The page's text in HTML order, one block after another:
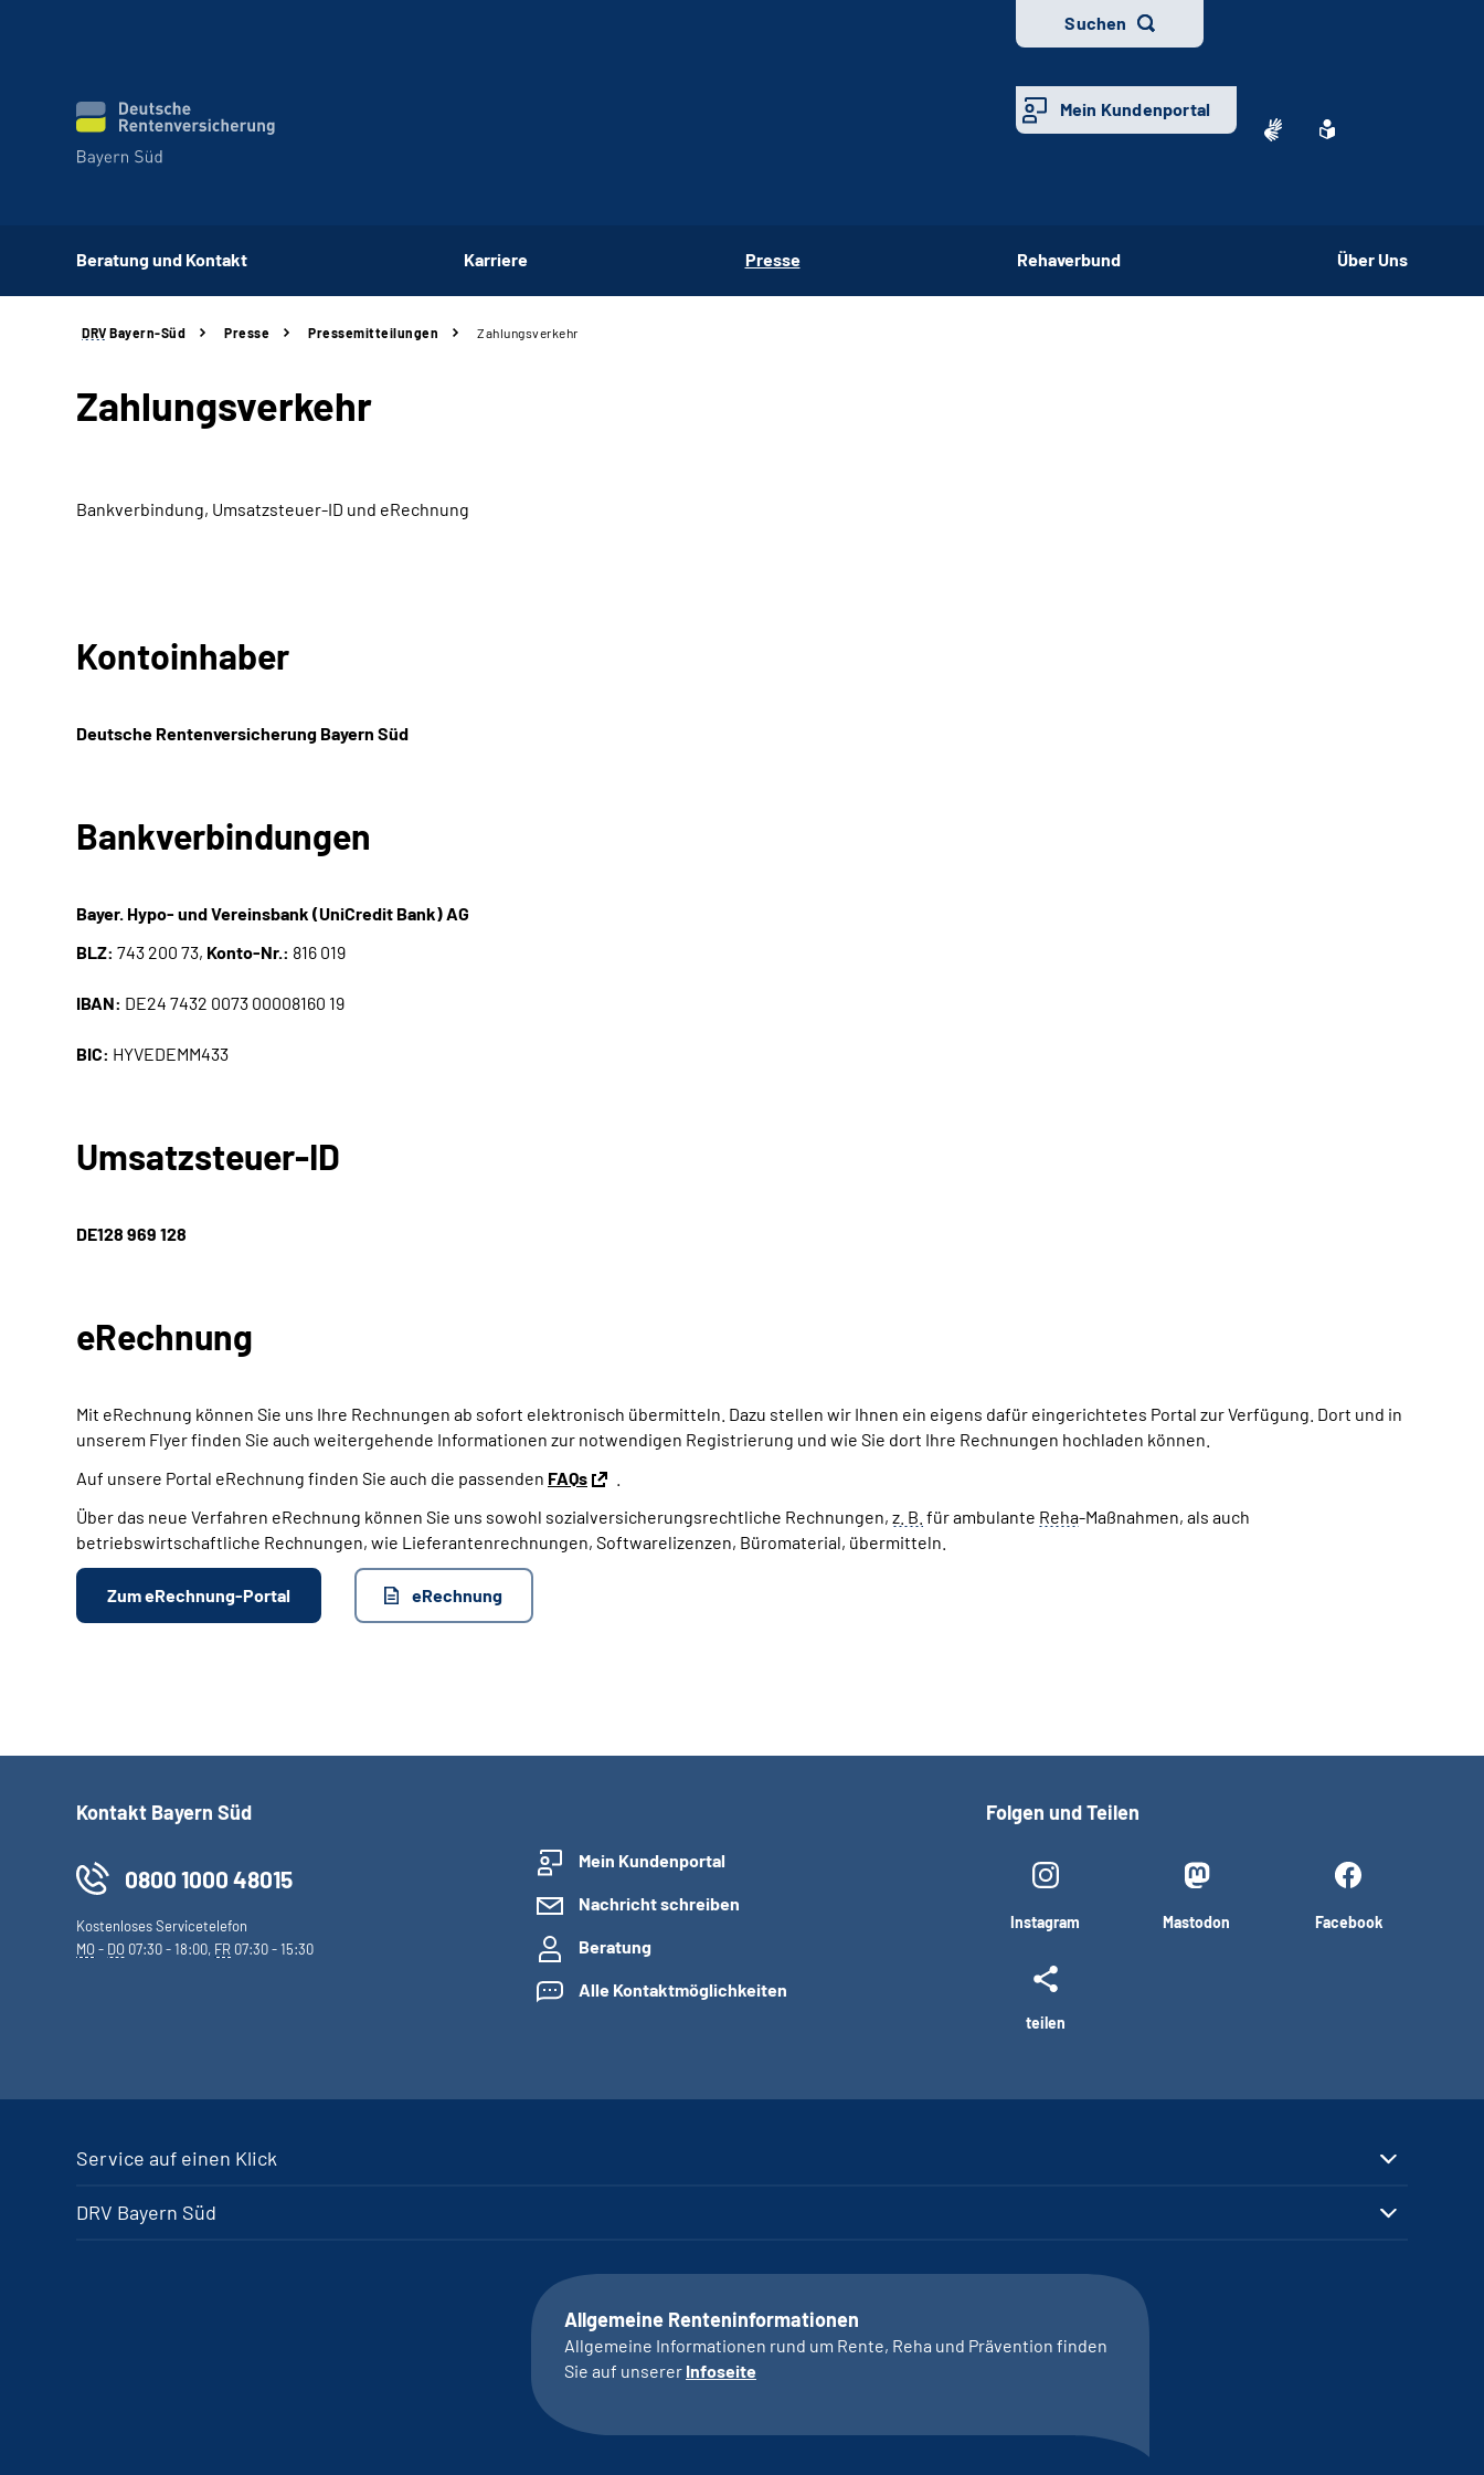
Suchen
Mein Kundenportal
Beratung und Kontakt Karriere Presse Rehaverbund Über Uns
DRV Bayern-Süd Presse Pressemitteilungen Zahlungsverkehr
Zahlungsverkehr
Bankverbindung, Umsatzsteuer-ID und eRechnung
Kontoinhaber
Deutsche Rentenversicherung Bayern Süd
Bankverbindungen
Bayer. Hypo- und Vereinsbank (UniCredit Bank) AG
BLZ: 743 200 73, Konto-Nr.: 816 019
IBAN: DE24 7432 0073 00008160 19
BIC: HYVEDEMM433
Umsatzsteuer-ID
DE128 969 128
eRechnung
Mit eRechnung können Sie uns Ihre Rechnungen ab sofort elektronisch übermitteln. Dazu stellen wir Ihnen ein eigens dafür eingerichtetes Portal zur Verfügung. Dort und in
unserem Flyer finden Sie auch weitergehende Informationen zur notwendigen Registrierung und wie Sie dort Ihre Rechnungen hochladen können.
Auf unsere Portal eRechnung finden Sie auch die passenden FAQs
Über das neue Verfahren eRechnung können Sie uns sowohl sozialversicherungsrechtliche Rechnungen, z. B. für ambulante Reha-Maßnahmen, als auch
betriebswirtschaftliche Rechnungen, wie Lieferantenrechnungen, Softwarelizenzen, Büromaterial, übermitteln.
Zum eRechnung-Portal eRechnung
Kontakt Bayern Süd
0800 1000 48015
Kostenloses Servicetelefon
MO- DO 07:30 - 18:00, FR 07:30 - 15:30
Mein Kundenportal
Nachricht schreiben
Beratung
Alle Kontaktmöglichkeiten
Folgen und Teilen
Instagram Mastodon Facebook
teilen
Service auf einen Klick
DRV Bayern Süd
Allgemeine Renteninformationen
Allgemeine Informationen rund um Rente, Reha und Prävention finden
Sie auf unserer Infoseite